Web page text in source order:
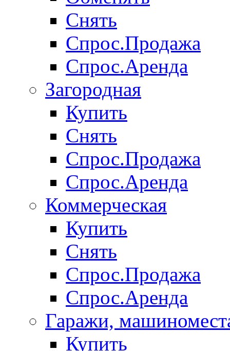
Снять
Спрос.Продажа
Спрос.Аренда
Загородная
Купить
Снять
Спрос.Продажа
Спрос.Аренда
Коммерческая
Купить
Снять
Спрос.Продажа
Спрос.Аренда
Гаражи,
Купить